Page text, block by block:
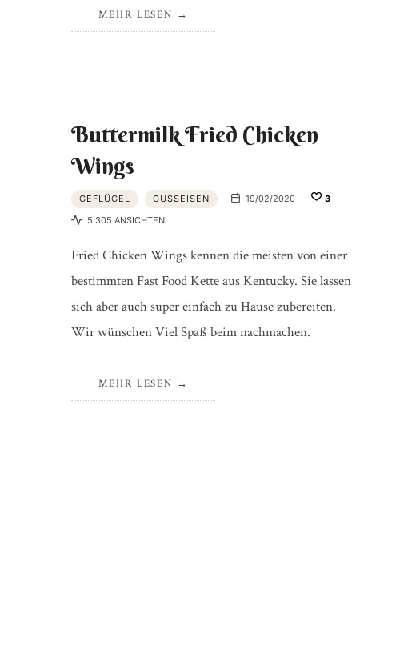
MEHR LESEN
Buttermilk Fried Chicken
Wings
GEFLÜGEL GUSSEISEN 19/02/2020
3
5.305 ANSICHTEN
Fried Chicken Wings kennen die meisten von einer
bestimmten Fast Food Kette aus Kentucky. Sie lassen
sich aber auch super einfach zu Hause zubereiten.
Wir wünschen Viel Spaß beim nachmachen.
MEHR LESEN